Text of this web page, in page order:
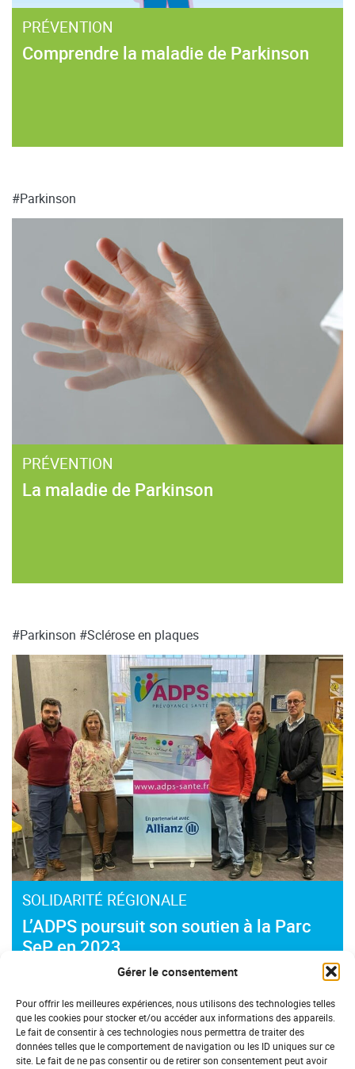
Gérer le consentement
Pour offrir les meilleures expériences, nous utilisons des technologies telles
que les cookies pour stocker et/ou accéder aux informations des appareils.
Le fait de consentir à ces technologies nous permettra de traiter des
données telles que le comportement de navigation ou les ID uniques sur ce
site. Le fait de ne pas consentir ou de retirer son consentement peut avoir
PRÉVENTION
Comprendre la maladie de Parkinson
#Parkinson
PRÉVENTION
La maladie de Parkinson
#Parkinson #Sclérose en plaques
SOLIDARITÉ RÉGIONALE
L’ADPS poursuit son soutien à la Parc
SeP en 2023